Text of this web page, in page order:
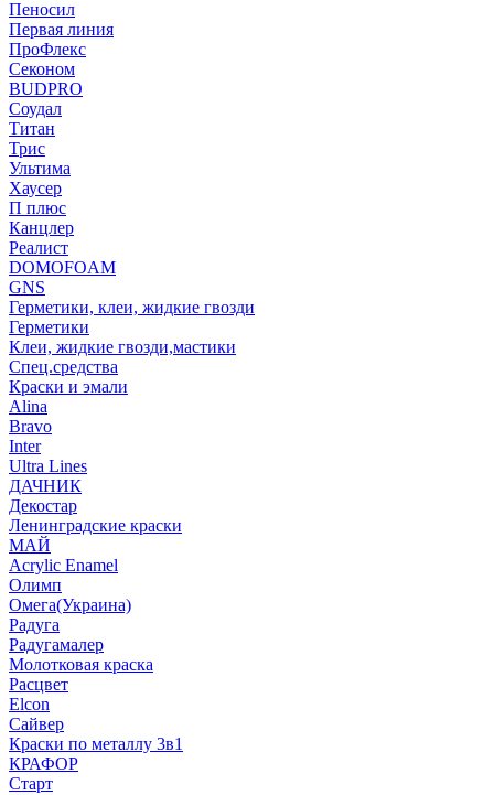
Пеносил
Первая линия
ПроФлекс
Секоном
BUDPRO
Соудал
Титан
Трис
Ультима
Хаусер
П плюс
Канцлер
Реалист
DOMOFOAM
GNS
Герметики, клеи, жидкие гвозди
Герметики
Клеи, жидкие гвозди,мастики
Спец.средства
Краски и эмали
Alina
Bravo
Inter
Ultra Lines
ДАЧНИК
Декостар
Ленинградские краски
МАЙ
Acrylic Enamel
Олимп
Омега(Украина)
Радуга
Радугамалер
Молотковая краска
Расцвет
Elcon
Сайвер
Краски по металлу 3в1
КРАФОР
Старт